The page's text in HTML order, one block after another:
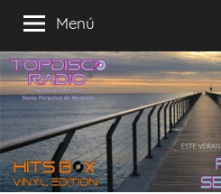
Menú